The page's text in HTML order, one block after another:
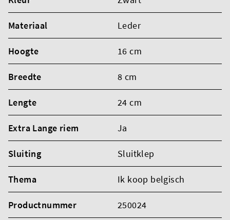
Materiaal Leder
Hoogte 16 cm
Breedte 8 cm
Lengte 24 cm
Extra Lange riem Ja
Sluiting Sluitklep
Thema Ik koop belgisch
Productnummer 250024